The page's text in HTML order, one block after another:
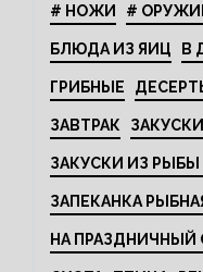
# НОЖИ #
БЛЮДА ИЗ ЯИЦ В
ГРИБНЫЕ
ЗАВТРАК
ЗАКУСКИ ИЗ РЫБЫ
ЗАПЕКАНКА
НА ПРАЗДНИЧНЫЙ